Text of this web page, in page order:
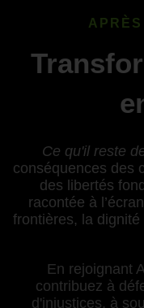
Ce qu'il reste
conséquences des
des libertés
racontée à
frontières, la dignité
En rejoignant
contribuez à
d'injustices, à